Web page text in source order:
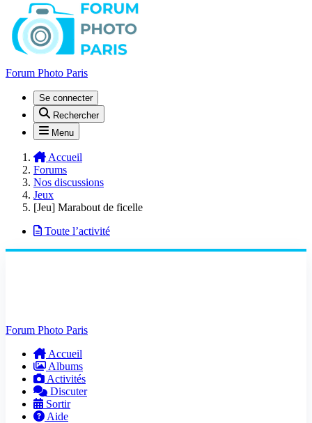
Forum Photo Paris
Se connecter
Rechercher
Menu
Accueil
Forums
Nos discussions
Jeux
[Jeu] Marabout de ficelle
Toute l’activité
Forum Photo Paris
Accueil
Albums
Activités
Discuter
Sortir
Aide